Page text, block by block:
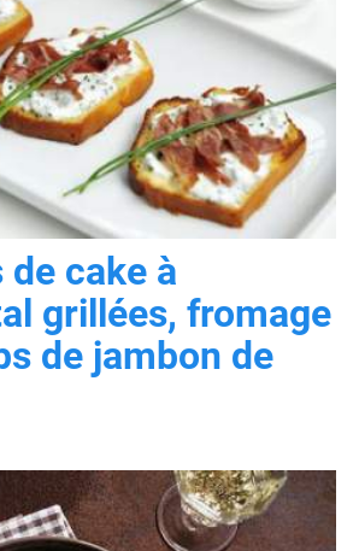
cake à
grillées, fromage
de jambon de